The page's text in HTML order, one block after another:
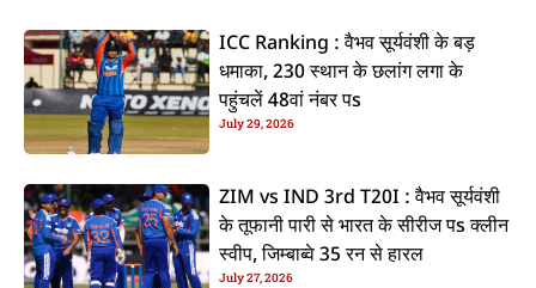
ICC Ranking : वैभव सूर्यवंशी के बड़
धमाका, 230 स्थान के छलांग लगा के
पहुंचलें 48वां नंबर पs
July 29, 2026
ZIM vs IND 3rd T20I : वैभव सूर्यवंशी
के तूफानी पारी से भारत के सीरीज पs क्लीन
स्वीप, जिम्बाब्वे 35 रन से हारल
July 27, 2026